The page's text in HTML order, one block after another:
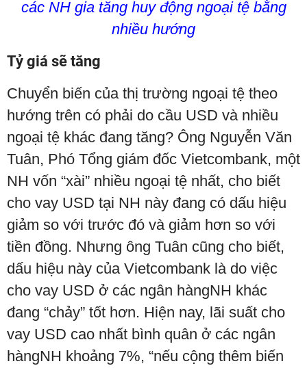
các NH gia tăng huy động ngoại tệ bằng
nhiều hướng
Tỷ giá sẽ tăng
Chuyển biến của thị trường ngoại tệ theo
hướng trên có phải do cầu USD và nhiều
ngoại tệ khác đang tăng? Ông Nguyễn Văn
Tuân, Phó Tổng giám đốc Vietcombank, một
NH vốn “xài” nhiều ngoại tệ nhất, cho biết
cho vay USD tại NH này đang có dấu hiệu
giảm so với trước đó và giảm hơn so với
tiền đồng. Nhưng ông Tuân cũng cho biết,
dấu hiệu này của Vietcombank là do việc
cho vay USD ở các ngân hàngNH khác
đang “chảy” tốt hơn. Hiện nay, lãi suất cho
vay USD cao nhất bình quân ở các ngân
hàngNH khoảng 7%, “nếu cộng thêm biến